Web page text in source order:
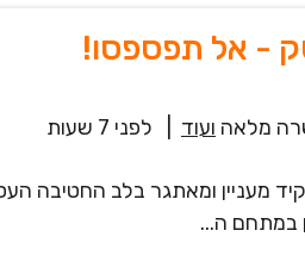
- אל תפספסו!
מלאה ועוד לפני 7 שעות
מעניין ומאתגר בלב החטיבה
במתחם ה...